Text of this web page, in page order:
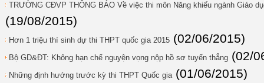
TRƯỜNG CĐVP THÔNG BÁO Về việc thi môn Năng khiếu ngành Giáo
(19/08/2015)
Hơn 1 triệu thí sinh dự thi THPT quốc gia 2015 (02/06/2015)
Bộ GD&ĐT: Không hạn chế nguyện vọng nộp hồ sơ tuyển thẳng (02/
Những định hướng trước kỳ thi THPT Quốc gia (01/06/2015)